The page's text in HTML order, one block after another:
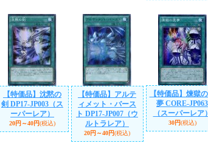
【特価品】沈黙の
剣 DP17-JP003（ス
ーパーレア）
20円～40円(税込)
【特価品】アルテ
ィメット・バース
ト DP17-JP007（ウ
ルトラレア）
20円～40円(税込)
【特価品】煉獄
夢 CORE-JP063
（スーパーレア）
30円(税込)